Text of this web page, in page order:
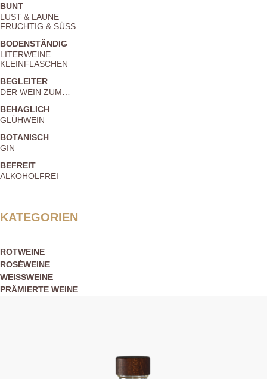
BUNT
LUST & LAUNE
FRUCHTIG & SÜSS
BODENSTÄNDIG
LITERWEINE
KLEINFLASCHEN
BEGLEITER
DER WEIN ZUM…
BEHAGLICH
GLÜHWEIN
BOTANISCH
GIN
BEFREIT
ALKOHOLFREI
KATEGORIEN
ROTWEINE
ROSÉWEINE
WEISSWEINE
PRÄMIERTE WEINE